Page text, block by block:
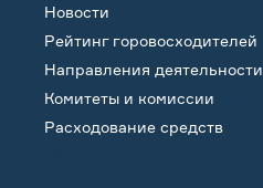
Новости
Рейтинг горовосходителей
Направления деятельности
Комитеты и комиссии
Расходование средств